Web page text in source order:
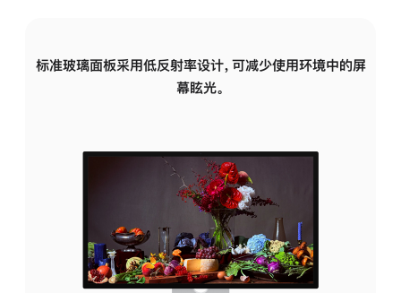
标准玻璃面板采用低反射率设计，可减少使用环境中的屏
幕眩光。